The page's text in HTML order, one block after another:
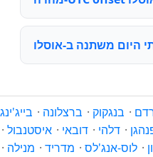
· בנגקוק · ברצלונה · בייג'ינג
· דלהי · דובאי · איסטנבול ·
· לוס-אנג'לס · מדריד · מנילה ·